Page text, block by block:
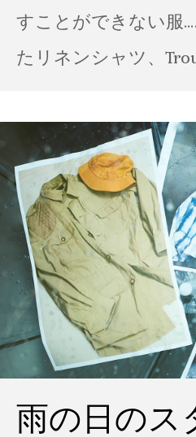
すことができない服
たリネンシャツ、
雨の日のス